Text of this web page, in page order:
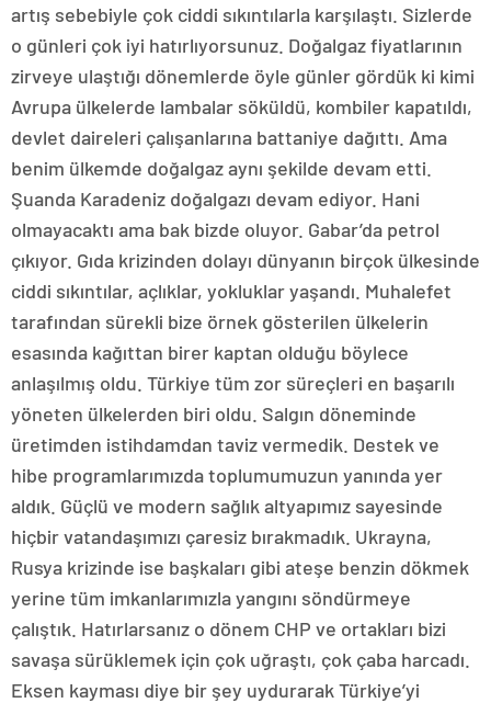
artış sebebiyle çok ciddi sıkıntılarla karşılaştı. Sizlerde
o günleri çok iyi hatırlıyorsunuz. Doğalgaz fiyatlarının
zirveye ulaştığı dönemlerde öyle günler gördük ki kimi
Avrupa ülkelerde lambalar söküldü, kombiler kapatıldı,
devlet daireleri çalışanlarına battaniye dağıttı. Ama
benim ülkemde doğalgaz aynı şekilde devam etti.
Şuanda Karadeniz doğalgazı devam ediyor. Hani
olmayacaktı ama bak bizde oluyor. Gabar’da petrol
çıkıyor. Gıda krizinden dolayı dünyanın birçok ülkesinde
ciddi sıkıntılar, açlıklar, yokluklar yaşandı. Muhalefet
tarafından sürekli bize örnek gösterilen ülkelerin
esasında kağıttan birer kaptan olduğu böylece
anlaşılmış oldu. Türkiye tüm zor süreçleri en başarılı
yöneten ülkelerden biri oldu. Salgın döneminde
üretimden istihdamdan taviz vermedik. Destek ve
hibe programlarımızda toplumumuzun yanında yer
aldık. Güçlü ve modern sağlık altyapımız sayesinde
hiçbir vatandaşımızı çaresiz bırakmadık. Ukrayna,
Rusya krizinde ise başkaları gibi ateşe benzin dökmek
yerine tüm imkanlarımızla yangını söndürmeye
çalıştık. Hatırlarsanız o dönem CHP ve ortakları bizi
savaşa sürüklemek için çok uğraştı, çok çaba harcadı.
Eksen kayması diye bir şey uydurarak Türkiye’yi